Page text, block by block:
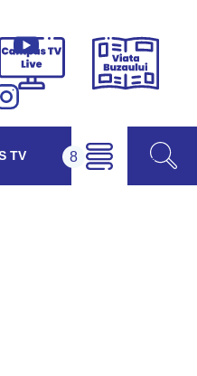
Campus
Viața
TV